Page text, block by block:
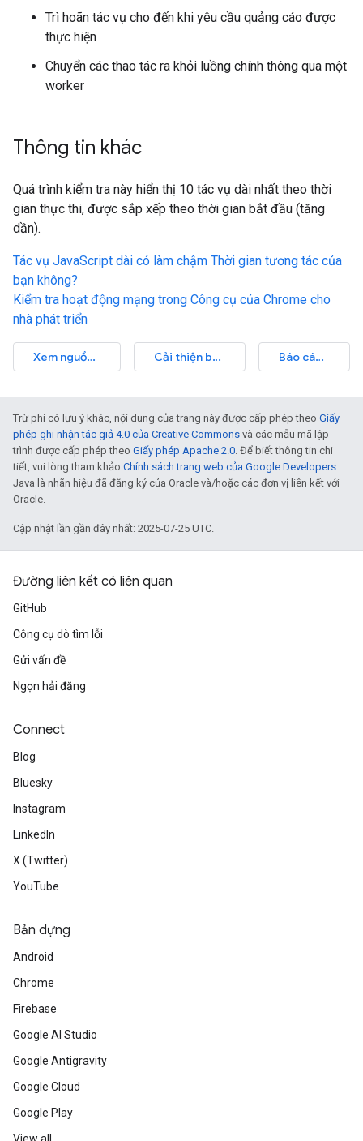
Trì hoãn tác vụ cho đến khi yêu cầu quảng cáo được
thực hiện
Chuyển các thao tác ra khỏi luồng chính thông qua một
worker
Thông tin khác
Quá trình kiểm tra này hiển thị 10 tác vụ dài nhất theo thời
gian thực thi, được sắp xếp theo thời gian bắt đầu (tăng
dần).
Tác vụ JavaScript dài có làm chậm Thời gian tương tác của
bạn không?
Kiểm tra hoạt động mạng trong Công cụ của Chrome cho
nhà phát triển
Xem nguồn kiểm tra Cải thiện bài viết này Báo cáo vấn đề
Trừ phi có lưu ý khác, nội dung của trang này được cấp phép theo Giấy
phép ghi nhận tác giả 4.0 của Creative Commons và các mẫu mã lập
trình được cấp phép theo Giấy phép Apache 2.0. Để biết thông tin chi
tiết, vui lòng tham khảo Chính sách trang web của Google Developers.
Java là nhãn hiệu đã đăng ký của Oracle và/hoặc các đơn vị liên kết với
Oracle.
Cập nhật lần gần đây nhất: 2025-07-25 UTC.
Đường liên kết có liên quan
GitHub
Công cụ dò tìm lỗi
Gửi vấn đề
Ngọn hải đăng
Connect
Blog
Bluesky
Instagram
LinkedIn
X (Twitter)
YouTube
Bản dựng
Android
Chrome
Firebase
Google AI Studio
Google Antigravity
Google Cloud
Google Play